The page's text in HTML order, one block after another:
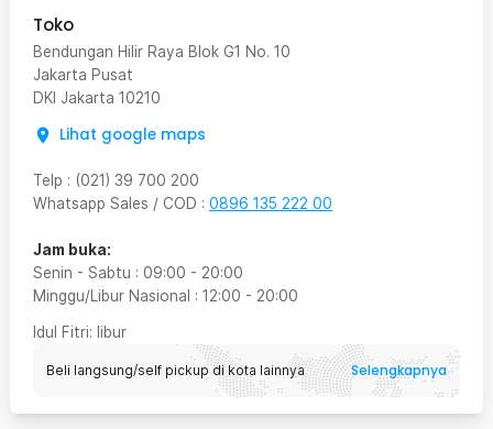
Toko
Bendungan Hilir Raya Blok G1 No. 10
Jakarta Pusat
DKI Jakarta 10210
Lihat google maps
Telp : (021) 39 700 200
Whatsapp Sales / COD : 0896 135 222 00
Jam buka:
Senin - Sabtu : 09:00 - 20:00
Minggu/Libur Nasional : 12:00 - 20:00
Idul Fitri: libur
Beli langsung/self pickup di kota lainnya Selengkapnya